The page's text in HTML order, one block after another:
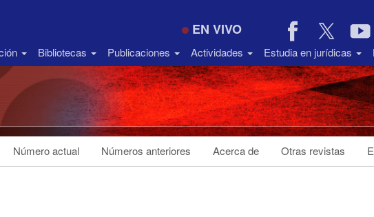
EN VIVO
Bibliotecas Publicaciones Actividades Estudia en jurídicas
Número actual Números anteriores Acerca de Otras revistas